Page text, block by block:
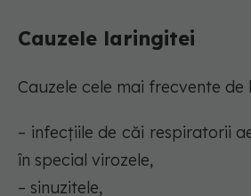
Cauzele laringitei
Cauzele cele mai frecvente de
– infecțiile de căi respiratorii
în special virozele,
– sinuzitele,